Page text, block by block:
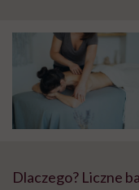
może chyba tylko
głupota i brak
wyobraźni"
Dlaczego? Liczne